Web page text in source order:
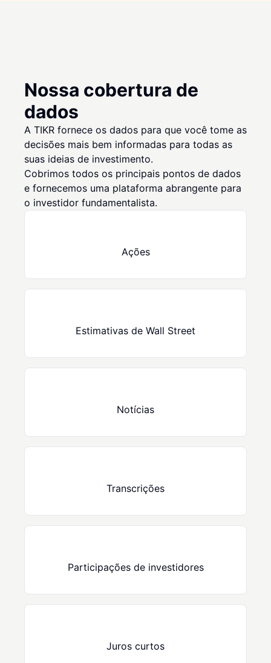
Nossa cobertura de
dados
A TIKR fornece os dados para que você tome as
decisões mais bem informadas para todas as
suas ideias de investimento.
Cobrimos todos os principais pontos de dados
e fornecemos uma plataforma abrangente para
o investidor fundamentalista.
Ações
Estimativas de Wall Street
Notícias
Transcrições
Participações de investidores
Juros curtos